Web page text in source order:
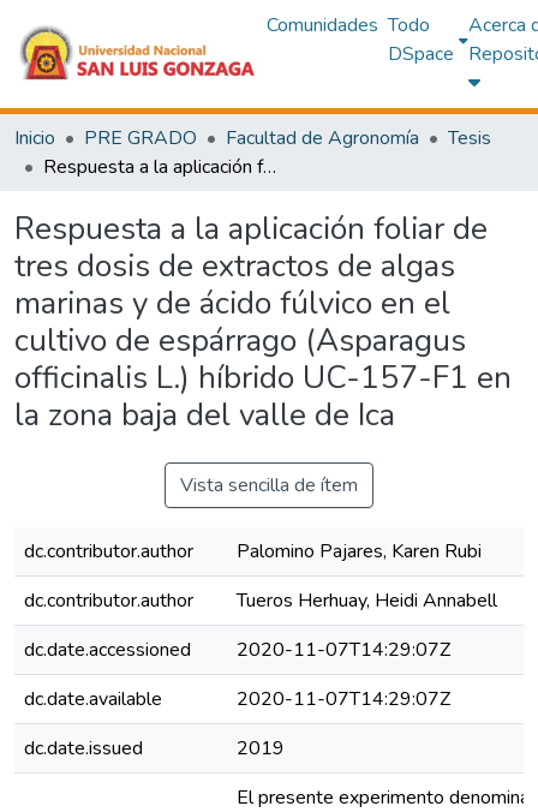
Comunidades Todo
DSpace
Acerca
Inicio PRE GRADO Facultad de Agronomía
Tesis
Respuesta a la aplicación foliar de tres dosis de extractos de algas marinas y de ácido fúlvico en el cultivo de espárrago (Asparagus officinalis L.) híbrido UC-157-F1 en la zona baja del valle de Ica
Respuesta a la aplicación foliar de
tres dosis de extractos de algas
marinas y de ácido fúlvico en el
cultivo de espárrago (Asparagus
officinalis L.) híbrido UC-157-F1 en
la zona baja del valle de Ica
Vista sencilla de ítem
dc.contributor.author
Palomino Pajares, Karen Rubi
dc.contributor.author
Tueros Herhuay, Heidi Annabell
dc.date.accessioned
2020-11-07T14:29:07Z
dc.date.available
2020-11-07T14:29:07Z
dc.date.issued
2019
El presente experimento